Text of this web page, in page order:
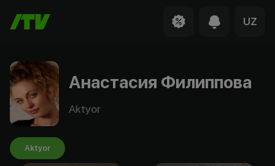
UZ
Анастасия Филиппова
Aktyor
Aktyor